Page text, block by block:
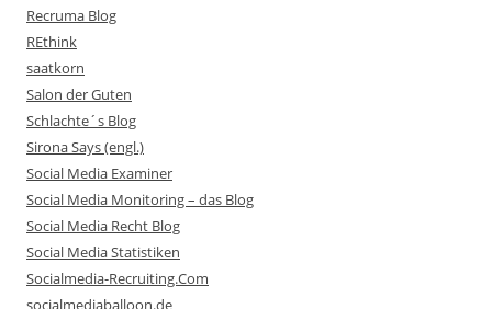
Recruma Blog
REthink
saatkorn
Salon der Guten
Schlachte´s Blog
Sirona Says (engl.)
Social Media Examiner
Social Media Monitoring – das Blog
Social Media Recht Blog
Social Media Statistiken
Socialmedia-Recruiting.Com
socialmediaballoon.de